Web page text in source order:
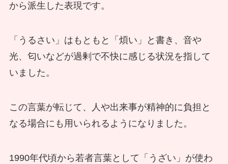
から派生した表現です。
「うるさい」はもともと「煩い」と書き、音や
光、匂いなどが過剰で不快に感じる状況を指して
いました。
この言葉が転じて、人や出来事が精神的に負担と
なる場合にも用いられるようになりました。
1990年代頃から若者言葉として「うざい」が使わ